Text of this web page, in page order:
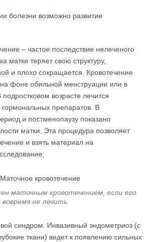
болезни возможно развитие
– частое последствие нелеченого
матки теряет свою структуру,
и плохо сокращается. Кровотечение
на фоне обильной менструации или в
возрасте лечится
препаратов. В
и постменопаузу показано
матки. Эта процедура позволяет
и взять материал на
маточным кровотечением, если его
вовремя не лечить.
синдром. Инвазивный эндометриоз (с
ткани) ведет к появлению сильных